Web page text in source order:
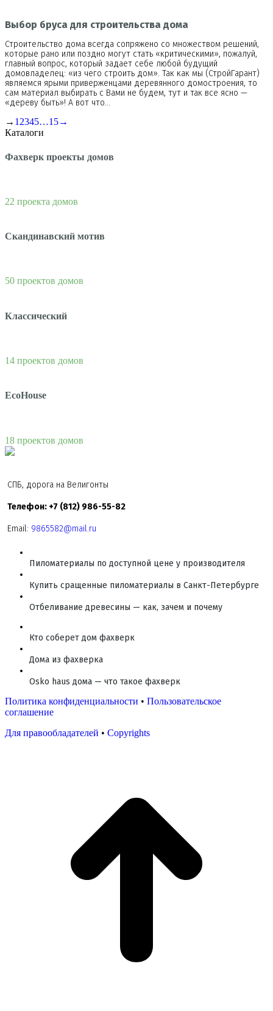
Выбор бруса для строительства дома
Строительство дома всегда сопряжено со множеством решений,
которые рано или поздно могут стать «критическими», пожалуй,
главный вопрос, который задает себе любой будущий
домовладелец: «из чего строить дом». Так как мы (СтройГарант)
являемся ярыми приверженцами деревянного домостроения, то
сам материал выбирать с Вами не будем, тут и так все ясно —
«дереву быть»! А вот что…
→ 1 2345…15→
Каталоги
Фахверк проекты домов
22 проекта домов
Скандинавский мотив
50 проектов домов
Классический
14 проектов домов
EcoHouse
18 проектов домов
СПБ, дорога на Велигонты
Телефон: +7 (812) 986-55-82
Email: 9865582@mail.ru
Пиломатериалы по доступной цене у производителя
Купить сращенные пиломатериалы в Санкт-Петербурге
Отбеливание древесины — как, зачем и почему
Кто соберет дом фахверк
Дома из фахверка
Osko haus дома — что такое фахверк
Политика конфиденциальности • Пользовательское
соглашение
Для правообладателей • Copyrights